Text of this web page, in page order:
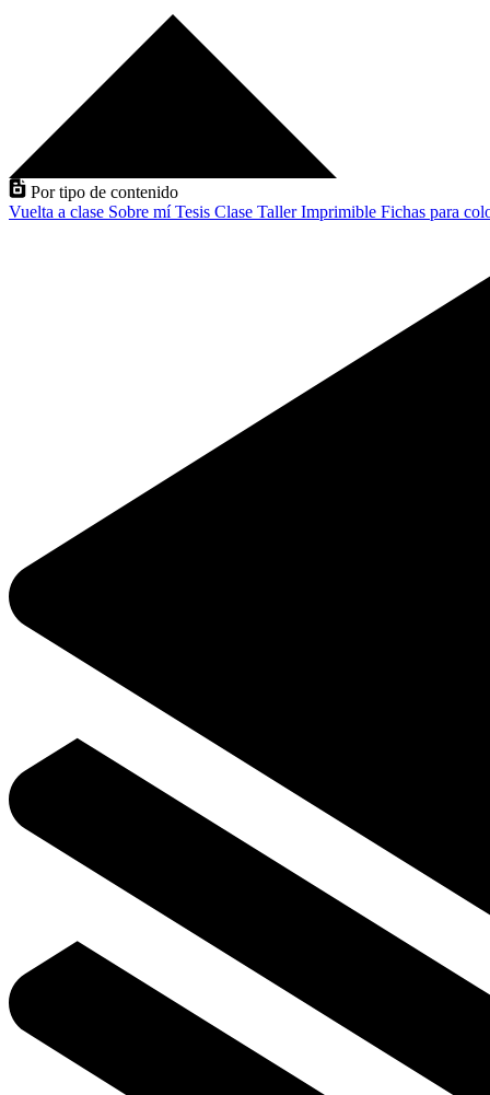
Por tipo de contenido
Vuelta a clase Sobre míTesis Clase TallerImprimible Fichas para